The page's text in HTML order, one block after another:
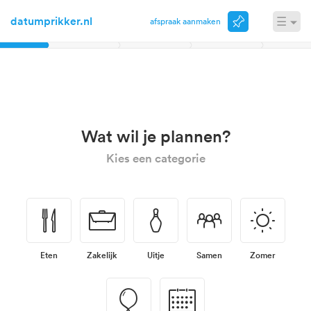
datumprikker.nl
Afspraak aanmaken
Inloggen
☰
Wat wil je plannen?
Kies een categorie
🍴
Eten
💼
Zakelijk
🎳
Uitje
👥
Samen
☀
Zomer
🎈 📅